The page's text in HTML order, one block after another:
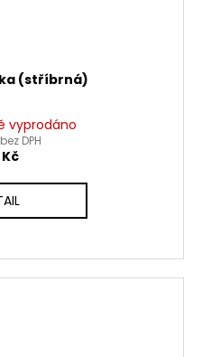
(stříbrná)
vyprodáno
DPH